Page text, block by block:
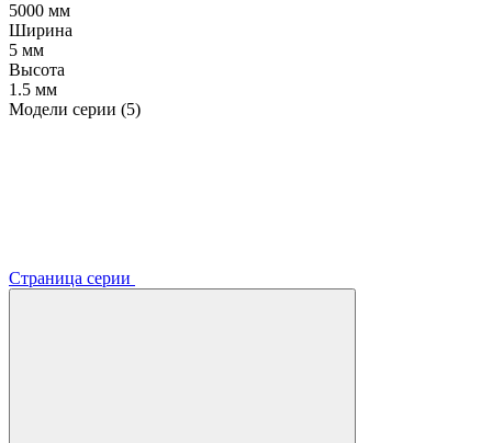
5000 мм
Ширина
5 мм
Высота
1.5 мм
Модели серии (5)
Страница серии